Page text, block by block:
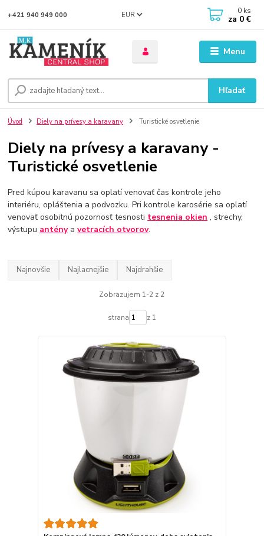
Menu
EUR
Hľadať
+421 940 949 000 0 ks
za 0 €
Úvod Diely na prívesy a karavany Turistické osvetlenie
Diely na prívesy a karavany -
Turistické osvetlenie
Pred kúpou karavanu sa oplatí venovať čas kontrole jeho
interiéru, opláštenia a podvozku. Pri kontrole karosérie sa oplatí
venovať osobitnú pozornosť tesnosti tesnenia okien , strechy,
výstupu antényavetracích otvorov.
Najnovšie Najlacnejšie Najdrahšie
Zobrazujem 1-2 z 2
strana z 1